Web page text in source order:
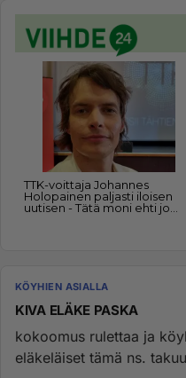
KÖYHIEN ASIALLA
KIVA ELÄKE PASKA
kokoomus rulettaa ja
eläkeläiset tämä ns.